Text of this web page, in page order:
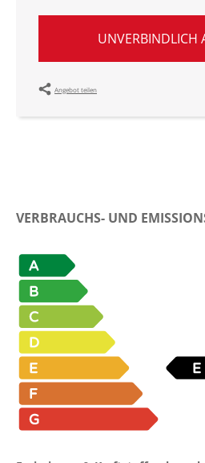
UNVERBINDLICH
Angebot teilen
VERBRAUCHS- UND